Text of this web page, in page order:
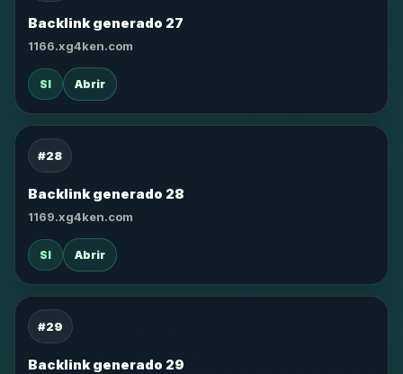
Backlink generado 27
1166.xg4ken.com
SI Abrir
#28
Backlink generado 28
1169.xg4ken.com
SI Abrir
#29
Backlink generado 29